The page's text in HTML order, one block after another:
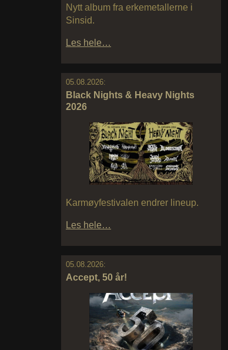
Nytt album fra erkemetallerne i
Sinsid.
Les hele…
05.08.2026:
Black Nights & Heavy Nights
2026
Karmøyfestivalen endrer lineup.
Les hele…
05.08.2026:
Accept, 50 år!